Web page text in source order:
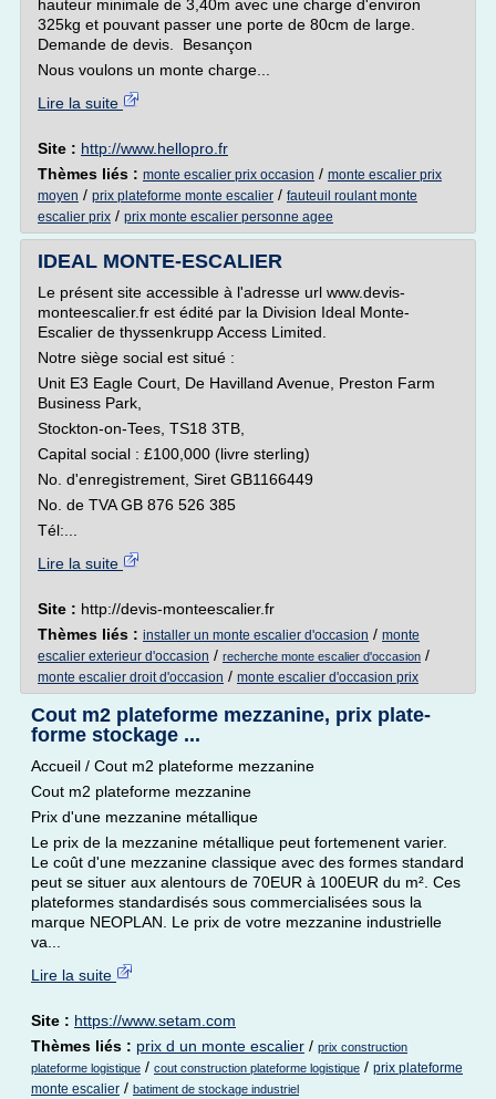
hauteur minimale de 3,40m avec une charge d'environ
325kg et pouvant passer une porte de 80cm de large.
Demande de devis. Besançon
Nous voulons un monte charge...
Lire la suite
Site : http://www.hellopro.fr
Thèmes liés : monte escalier prix occasion / monte escalier prix
moyen / prix plateforme monte escalier / fauteuil roulant monte
escalier prix / prix monte escalier personne agee
IDEAL MONTE-ESCALIER
Le présent site accessible à l'adresse url www.devis-
monteescalier.fr est édité par la Division Ideal Monte-
Escalier de thyssenkrupp Access Limited.
Notre siège social est situé :
Unit E3 Eagle Court, De Havilland Avenue, Preston Farm
Business Park,
Stockton-on-Tees, TS18 3TB,
Capital social : £100,000 (livre sterling)
No. d'enregistrement, Siret GB1166449
No. de TVA GB 876 526 385
Tél:...
Lire la suite
Site : http://devis-monteescalier.fr
Thèmes liés : installer un monte escalier d'occasion / monte
escalier exterieur d'occasion / recherche monte escalier d'occasion /
monte escalier droit d'occasion / monte escalier d'occasion prix
Cout m2 plateforme mezzanine, prix plate-
forme stockage ...
Accueil / Cout m2 plateforme mezzanine
Cout m2 plateforme mezzanine
Prix d'une mezzanine métallique
Le prix de la mezzanine métallique peut fortemenent varier.
Le coût d'une mezzanine classique avec des formes standard
peut se situer aux alentours de 70EUR à 100EUR du m². Ces
plateformes standardisés sous commercialisées sous la
marque NEOPLAN. Le prix de votre mezzanine industrielle
va...
Lire la suite
Site : https://www.setam.com
Thèmes liés : prix d un monte escalier / prix construction
plateforme logistique / cout construction plateforme logistique / prix plateforme
monte escalier / batiment de stockage industriel